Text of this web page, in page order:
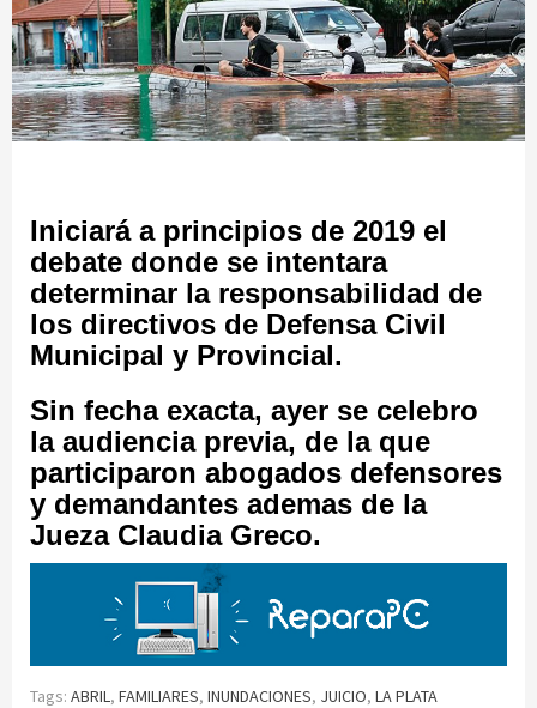
Iniciará a principios de 2019 el
debate donde se intentara
determinar la responsabilidad de
los directivos de Defensa Civil
Municipal y Provincial.
Sin fecha exacta, ayer se celebro
la audiencia previa, de la que
participaron abogados defensores
y demandantes ademas de la
Jueza Claudia Greco.
Tags: ABRIL, FAMILIARES, INUNDACIONES, JUICIO, LA PLATA